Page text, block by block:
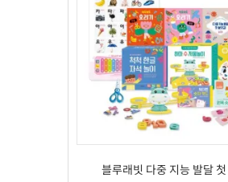
블루래빗 다중 지능 발달